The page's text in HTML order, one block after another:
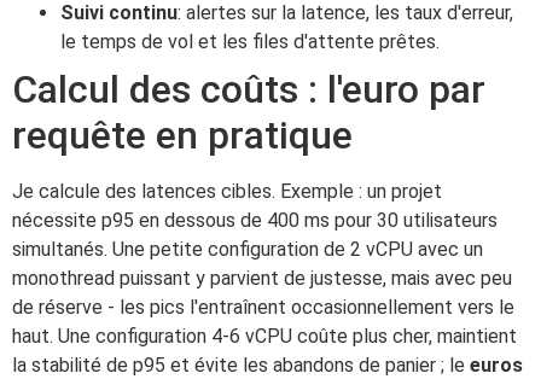
Suivi continu: alertes sur la latence, les taux d'erreur,
le temps de vol et les files d'attente prêtes.
Calcul des coûts : l'euro par
requête en pratique
Je calcule des latences cibles. Exemple : un projet
nécessite p95 en dessous de 400 ms pour 30 utilisateurs
simultanés. Une petite configuration de 2 vCPU avec un
monothread puissant y parvient de justesse, mais avec peu
de réserve - les pics l'entraînent occasionnellement vers le
haut. Une configuration 4-6 vCPU coûte plus cher, maintient
la stabilité de p95 et évite les abandons de panier ; le euros